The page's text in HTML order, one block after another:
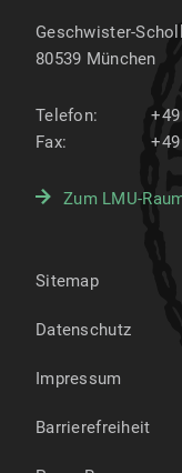
Geschwister-
80539 München
Telefon:
Fax:
Zum LMU-
Sitemap
Datenschutz
Impressum
Barrierefreiheit